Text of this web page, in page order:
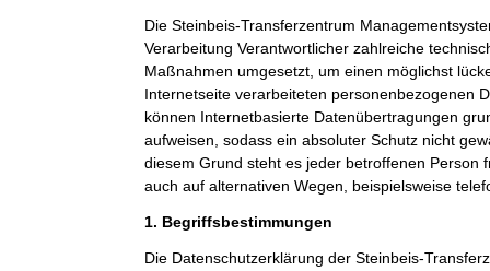
Die Steinbeis-Transferzentrum
Verarbeitung Verantwortlicher zahlreiche
Maßnahmen umgesetzt, um einen möglichst
Internetseite verarbeiteten personenbezogenen
können Internetbasierte Datenübertragungen
aufweisen, sodass ein absoluter Schutz nicht
diesem Grund steht es jeder betroffenen Person
auch auf alternativen Wegen, beispielsweise
1. Begriffsbestimmungen
Die Datenschutzerklärung der Steinbeis-